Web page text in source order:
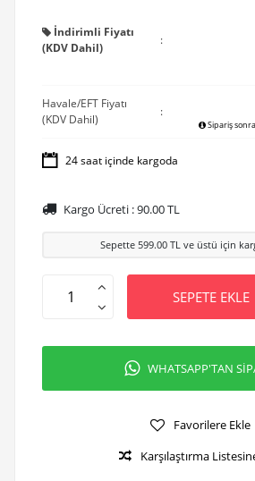
İndirimli Fiyatı
(KDV Dahil)
:
Havale/EFT Fiyatı
(KDV Dahil)
:
Sipariş
24 saat içinde kargoda
Kargo Ücreti :90.00TL
Sepette 599.00TL ve üstü için
SEPETE EKLE
WHATSAPP'TAN
Favorilere Ekle
Karşılaştırma